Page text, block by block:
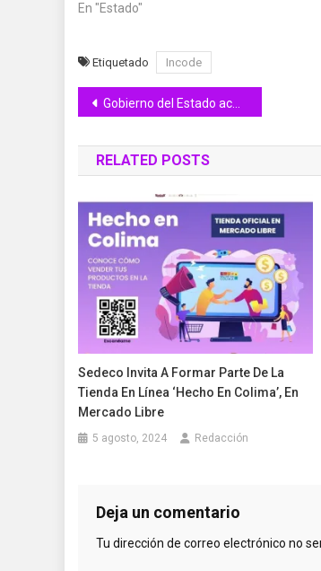
En "Estado"
Etiquetado Incode
Navegación
de
entradas
Gobierno del Estado acerca servicios de salud, apoyos sociales y atención institucional a colonias de Colima
RELATED POSTS
Sedeco Invita A Formar Parte De La
Tienda En Línea ‘Hecho En Colima’, En
Mercado Libre
5 agosto, 2024 Redacción
Deja un comentario
Tu dirección de correo electrónico no